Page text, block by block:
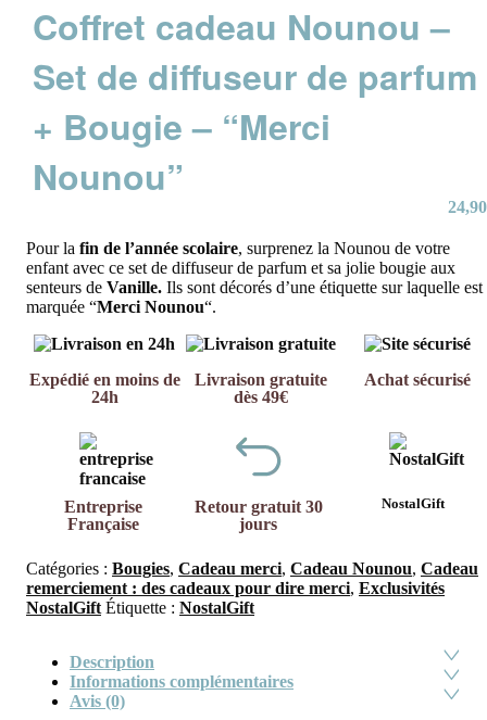
Coffret cadeau Nounou –
Set de diffuseur de parfum
+ Bougie – “Merci
Nounou”
24,90
Pour la fin de l’année scolaire, surprenez la Nounou de votre
enfant avec ce set de diffuseur de parfum et sa jolie bougie aux
senteurs de Vanille. Ils sont décorés d’une étiquette sur laquelle est
marquée “Merci Nounou“.
Expédié en moins de
24h
Livraison gratuite
dès 49€
Achat sécurisé
Entreprise
Française
Retour gratuit 30
jours
NostalGift
Catégories : Bougies, Cadeau merci, Cadeau Nounou, Cadeau
remerciement : des cadeaux pour dire merci, Exclusivités
NostalGift Étiquette : NostalGift
Description
Informations complémentaires
Avis (0)